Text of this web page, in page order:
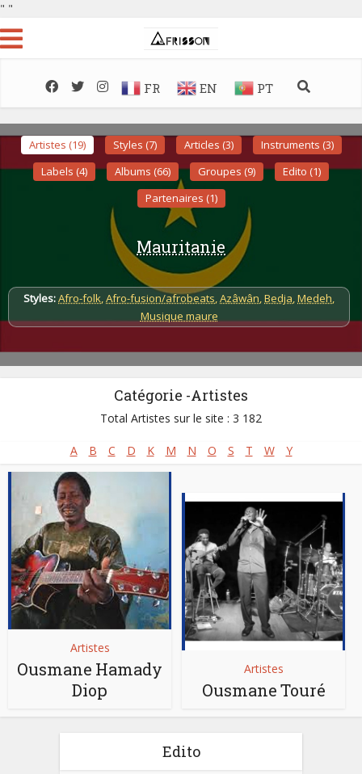
" "
FR EN PT
Artistes (19) Styles (7) Articles (3)
Instruments (3)
Labels (4)
Albums (66) Groupes (9)
Edito (1)
Partenaires (1)
Mauritanie
Styles:Afro-folk,Afro-fusion/afrobeats,Azâwân,Bedja,Medeh,
Musique maure
Catégorie -Artistes
Total Artistes sur le site : 3 182
A B C D K M N O S T W Y
Artistes
Ousmane Hamady
Diop
Artistes
Ousmane Touré
Edito